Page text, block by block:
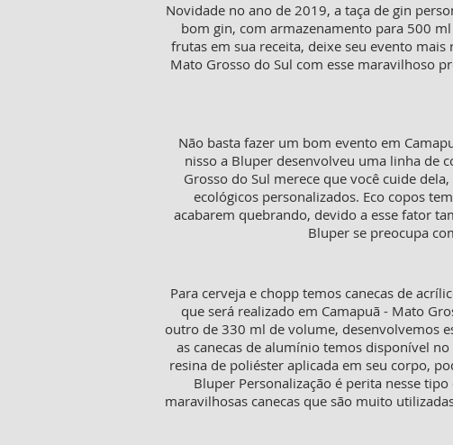
Novidade no ano de 2019, a taça de gin
bom gin, com armazenamento para 500
frutas em sua receita, deixe seu evento
Mato Grosso do Sul com esse maravilhoso
Não basta fazer um bom evento em
nisso a Bluper desenvolveu uma linha de
Grosso do Sul merece que você cuide
ecológicos personalizados. Eco copos
acabarem quebrando, devido a esse fator
Bluper se preocupa
Para cerveja e chopp temos canecas de
que será realizado em Camapuã - Mato
outro de 330 ml de volume, desenvolvemos
as canecas de alumínio temos disponível
resina de poliéster aplicada em seu corpo,
Bluper Personalização é perita nesse
maravilhosas canecas que são muito